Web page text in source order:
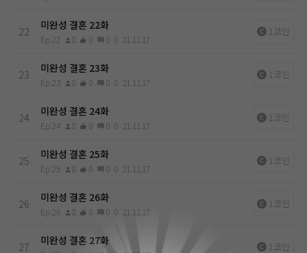
22 미완성 결혼 22화
Ep.22 8 0 0 0 21.11.17
1코인
23 미완성 결혼 23화
Ep.23 8 0 0 0 21.11.17
1코인
24 미완성 결혼 24화
Ep.24 8 0 0 0 21.11.17
1코인
25 미완성 결혼 25화
Ep.25 8 0 0 0 21.11.17
1코인
26 미완성 결혼 26화
Ep.26 8 0 0 0 21.11.17
1코인
27 미완성 결혼 27화 1코인